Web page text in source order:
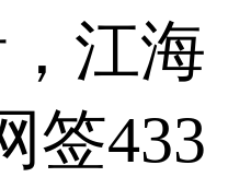
江海
签433